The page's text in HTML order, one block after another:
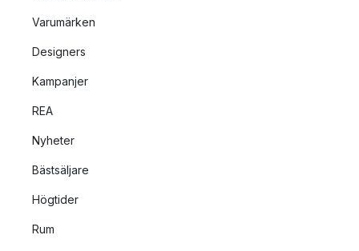
Varumärken
Designers
Kampanjer
REA
Nyheter
Bästsäljare
Högtider
Rum